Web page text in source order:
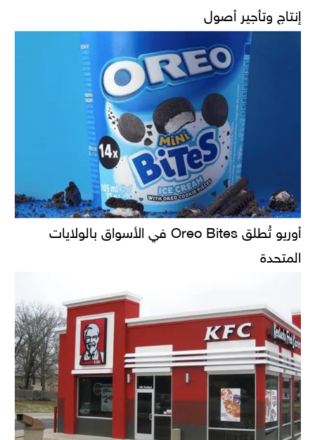
إنتاج وتأجير أصول
أوريو تُطلق Oreo Bites في الأسواق بالولايات
المتحدة